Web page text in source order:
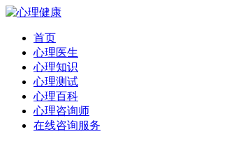
首页
心理医生
心理知识
心理测试
心理百科
心理咨询师
在线咨询服务